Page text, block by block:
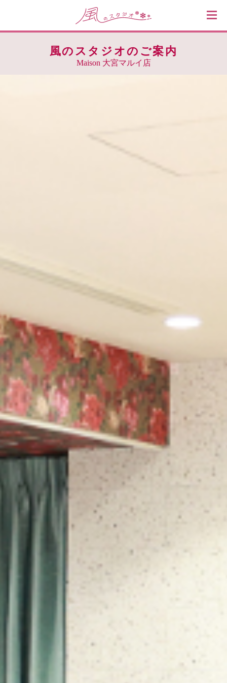
風のスタジオのご案内
Maison 大宮マルイ店